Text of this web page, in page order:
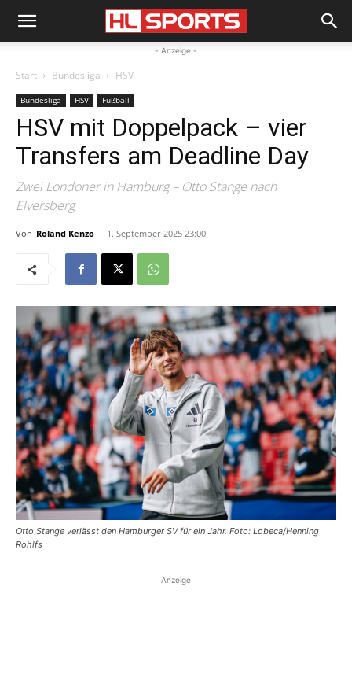
- Anzeige -
Start Bundesliga HSV
Bundesliga HSV Fußball
HSV mit Doppelpack – vier
Transfers am Deadline Day
Zwei Londoner in Hamburg – Otto Stange nach
Elversberg
Von Roland Kenzo - 1. September 2025 23:00
Otto Stange verlässt den Hamburger SV für ein Jahr. Foto: Lobeca/Henning
Rohlfs
Anzeige